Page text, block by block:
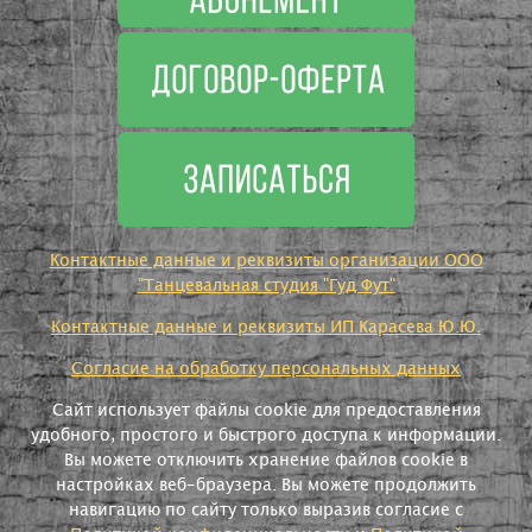
Контактные данные и реквизиты организации ООО
"Танцевальная студия "Гуд Фут"
Контактные данные и реквизиты ИП Карасева Ю.Ю.
Согласие на обработку персональных данных
Сайт использует файлы cookie для предоставления
удобного, простого и быстрого доступа к информации.
Вы можете отключить хранение файлов cookie в
настройках веб-браузера. Вы можете продолжить
навигацию по сайту только выразив согласие с